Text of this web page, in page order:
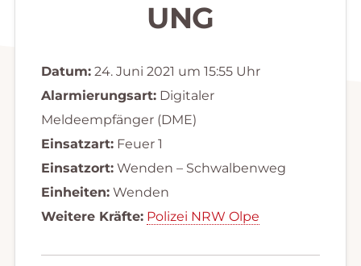
UNG
Datum:24. Juni 2021 um 15:55 Uhr
Alarmierungsart:Digitaler
Meldeempfänger (DME)
Einsatzart:Feuer 1
Einsatzort:Wenden – Schwalbenweg
Einheiten:Wenden
Weitere Kräfte: Polizei NRW Olpe